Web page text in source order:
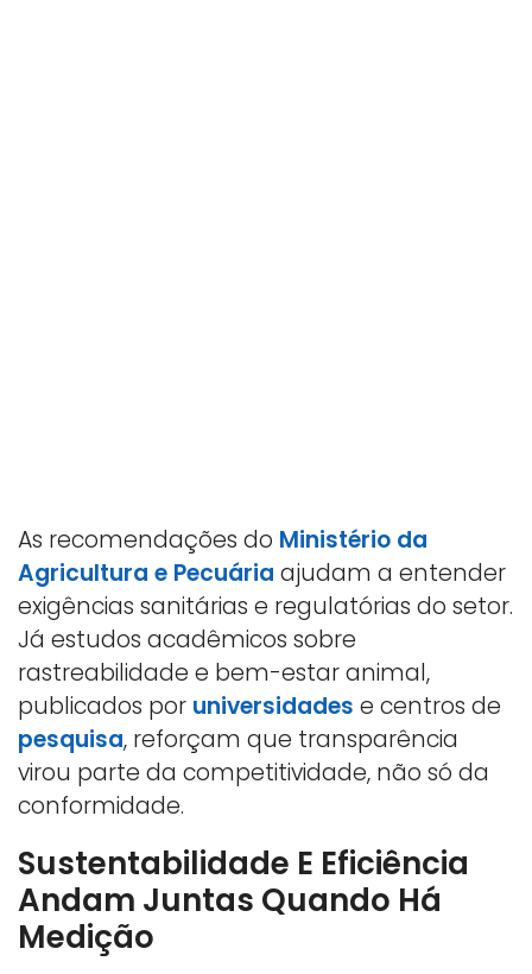
As recomendações do Ministério da
Agricultura e Pecuária ajudam a entender
exigências sanitárias e regulatórias do setor.
Já estudos acadêmicos sobre
rastreabilidade e bem-estar animal,
publicados por universidades e centros de
pesquisa, reforçam que transparência
virou parte da competitividade, não só da
conformidade.
Sustentabilidade E Eficiência
Andam Juntas Quando Há
Medição